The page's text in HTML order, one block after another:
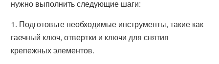
нужно выполнить следующие шаги:
1. Подготовьте необходимые инструменты, такие как
гаечный ключ, отвертки и ключи для снятия
крепежных элементов.